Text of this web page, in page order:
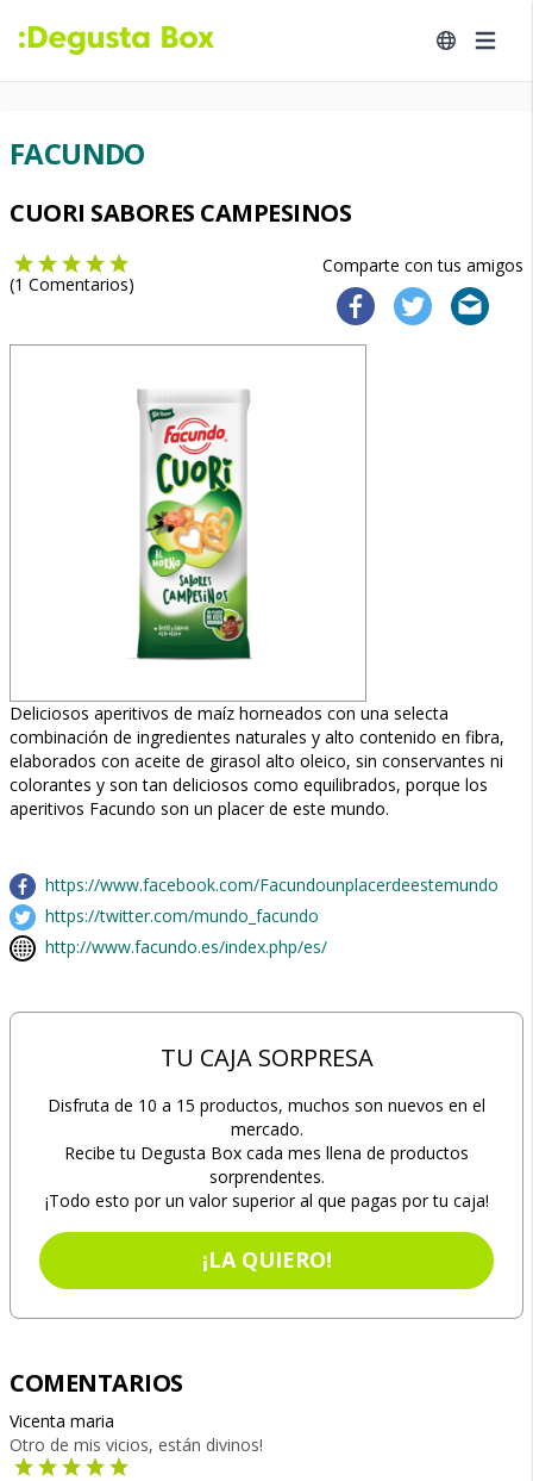
FACUNDO
CUORI SABORES CAMPESINOS
Comparte con tus amigos
(1 Comentarios)
Deliciosos aperitivos de maíz horneados con una selecta
combinación de ingredientes naturales y alto contenido en fibra,
elaborados con aceite de girasol alto oleico, sin conservantes ni
colorantes y son tan deliciosos como equilibrados, porque los
aperitivos Facundo son un placer de este mundo.
https://www.facebook.com/Facundounplacerdeestemundo
https://twitter.com/mundo_facundo
http://www.facundo.es/index.php/es/
TU CAJA SORPRESA
Disfruta de 10 a 15 productos, muchos son nuevos en el
mercado.
Recibe tu Degusta Box cada mes llena de productos
sorprendentes.
¡Todo esto por un valor superior al que pagas por tu caja!
¡LA QUIERO!
COMENTARIOS
Vicenta maria
Otro de mis vicios, están divinos!